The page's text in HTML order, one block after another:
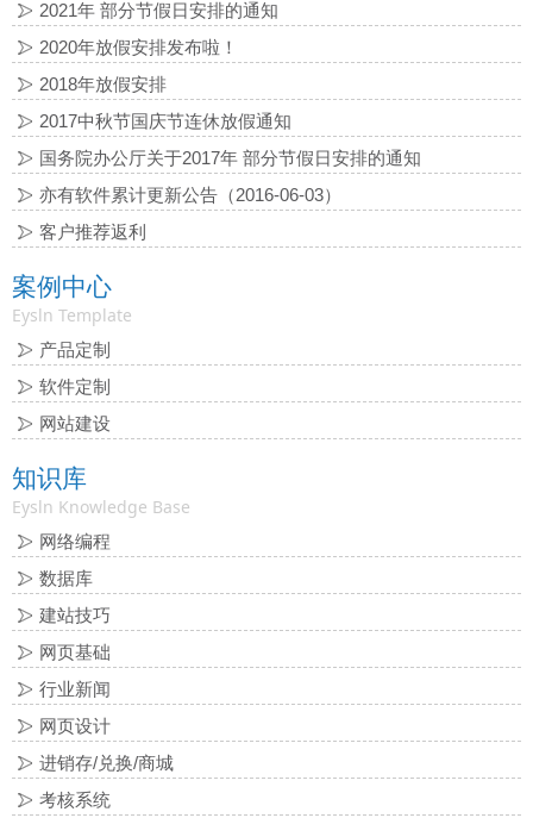
2021年 部分节假日安排的通知
2020年放假安排发布啦！
2018年放假安排
2017中秋节国庆节连休放假通知
国务院办公厅关于2017年 部分节假日安排的通知
亦有软件累计更新公告（2016-06-03）
客户推荐返利
案例中心
Eysln Template
产品定制
软件定制
网站建设
知识库
Eysln Knowledge Base
网络编程
数据库
建站技巧
网页基础
行业新闻
网页设计
进销存/兑换/商城
考核系统